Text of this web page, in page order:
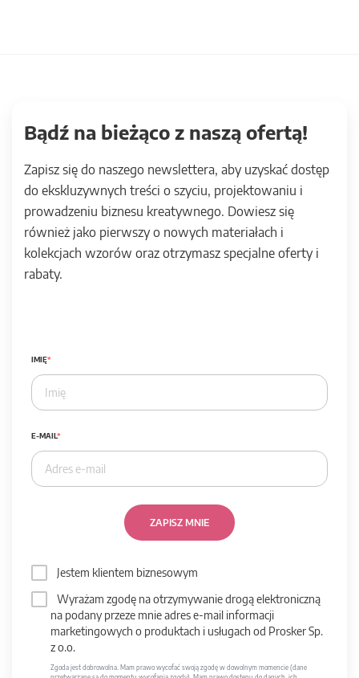
Bądź na bieżąco z naszą ofertą!
Zapisz się do naszego newslettera, aby uzyskać dostęp
do ekskluzywnych treści o szyciu, projektowaniu i
prowadzeniu biznesu kreatywnego. Dowiesz się
również jako pierwszy o nowych materiałach i
kolekcjach wzorów oraz otrzymasz specjalne oferty i
rabaty.
IMIĘ
E-MAIL
ZAPISZ MNIE
Jestem klientem biznesowym
Wyrażam zgodę na otrzymywanie drogą elektroniczną
na podany przeze mnie adres e-mail informacji
marketingowych o produktach i usługach od Prosker Sp.
z o.o.
Zgoda jest dobrowolna. Mam prawo wycofać swoją zgodę w dowolnym momencie (dane